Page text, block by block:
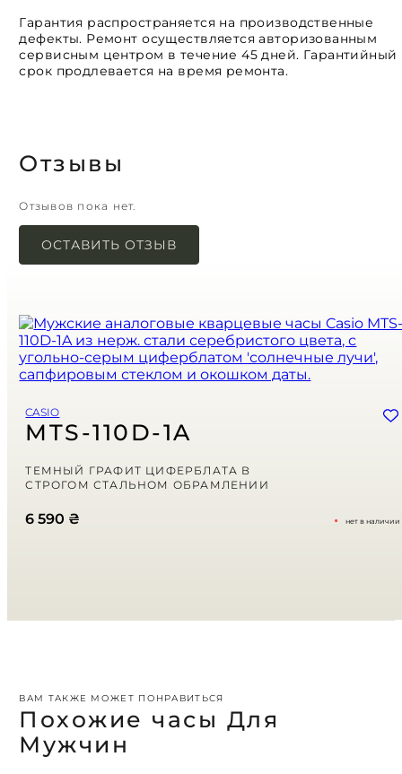
Гарантия распространяется на производственные
дефекты. Ремонт осуществляется авторизованным
сервисным центром в течение 45 дней. Гарантийный
срок продлевается на время ремонта.
Отзывы
Отзывов пока нет.
ОСТАВИТЬ ОТЗЫВ
Имя*
Email*
последующих моих комментариев.
Ваш отзыв
CASIO
MTS-110D-1A
ТЕМНЫЙ ГРАФИТ ЦИФЕРБЛАТА В
СТРОГОМ СТАЛЬНОМ ОБРАМЛЕНИИ
6 590 ₴ нет в наличии
ВАМ ТАКЖЕ МОЖЕТ ПОНРАВИТЬСЯ
Похожие часы Для
Мужчин